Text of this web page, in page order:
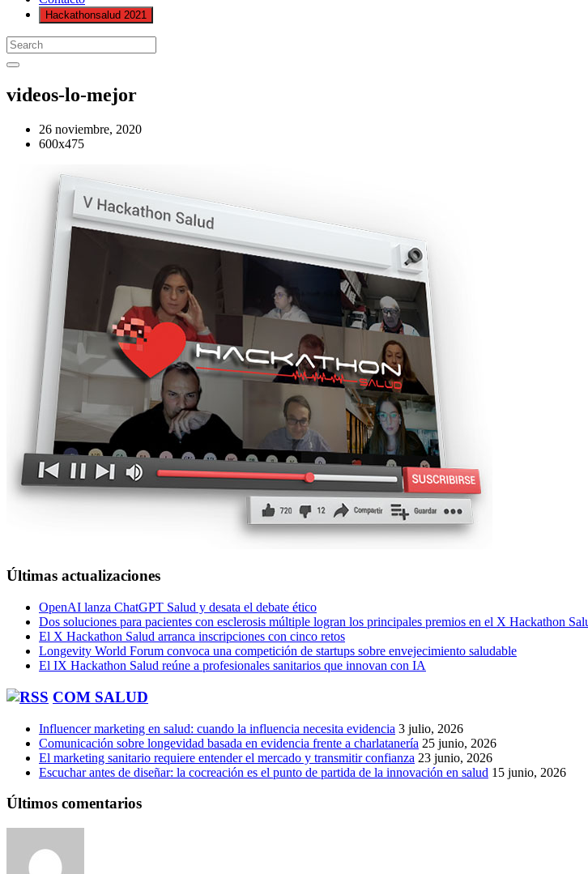
Hackathonsalud 2021
videos-lo-mejor
26 noviembre, 2020
600x475
Últimas actualizaciones
OpenAI lanza ChatGPT Salud y desata el debate ético
Dos soluciones para pacientes con esclerosis múltiple logran los principales premios en el X Hackathon
El X Hackathon Salud arranca inscripciones con cinco retos
Longevity World Forum convoca una competición de startups sobre envejecimiento saludable
El IX Hackathon Salud reúne a profesionales sanitarios que innovan con IA
COM SALUD
Influencer marketing en salud: cuando la influencia necesita evidencia 3 julio, 2026
Comunicación sobre longevidad basada en evidencia frente a charlatanería 25 junio, 2026
El marketing sanitario requiere entender el mercado y transmitir confianza 23 junio, 2026
Escuchar antes de diseñar: la cocreación es el punto de partida de la innovación en salud 15 junio, 2026
Últimos comentarios